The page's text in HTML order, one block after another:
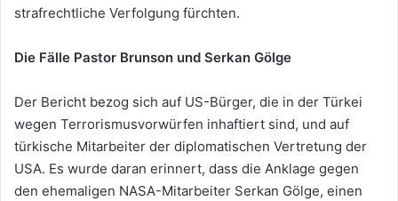
strafrechtliche Verfolgung fürchten.
Die Fälle Pastor Brunson und Serkan Gölge
Der Bericht bezog sich auf US-Bürger, die in der Türkei
wegen Terrorismusvorwürfen inhaftiert sind, und auf
türkische Mitarbeiter der diplomatischen Vertretung der
USA. Es wurde daran erinnert, dass die Anklage gegen
den ehemaligen NASA-Mitarbeiter Serkan Gölge, einen